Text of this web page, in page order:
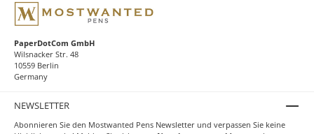
PaperDotCom GmbH
Wilsnacker Str. 48
10559 Berlin
Germany
NEWSLETTER
Abonnieren Sie den Mostwanted Pens Newsletter und verpassen Sie keine